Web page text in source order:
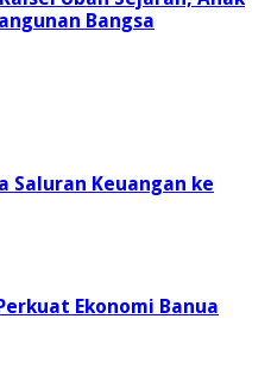
Bangsa
Saluran Keuangan ke
Ekonomi Banua